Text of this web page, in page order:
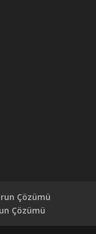
Çözümü
Çözümü